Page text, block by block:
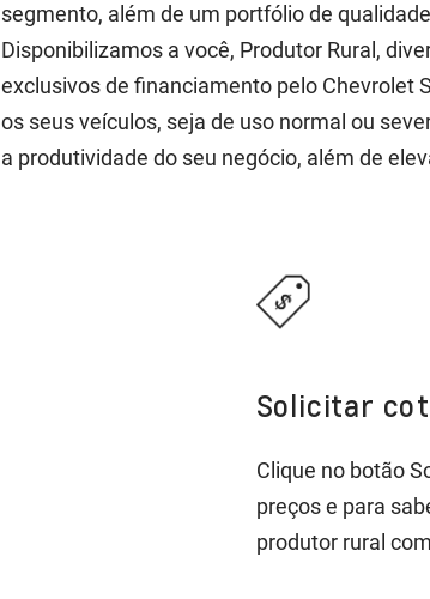
segmento, além de um portfólio de
Disponibilizamos a você, Produtor Rural,
exclusivos de financiamento pelo Chevrolet
os seus veículos, seja de uso normal ou
a produtividade do seu negócio, além de
Solicitar
Clique no botão
preços e para
produtor rural